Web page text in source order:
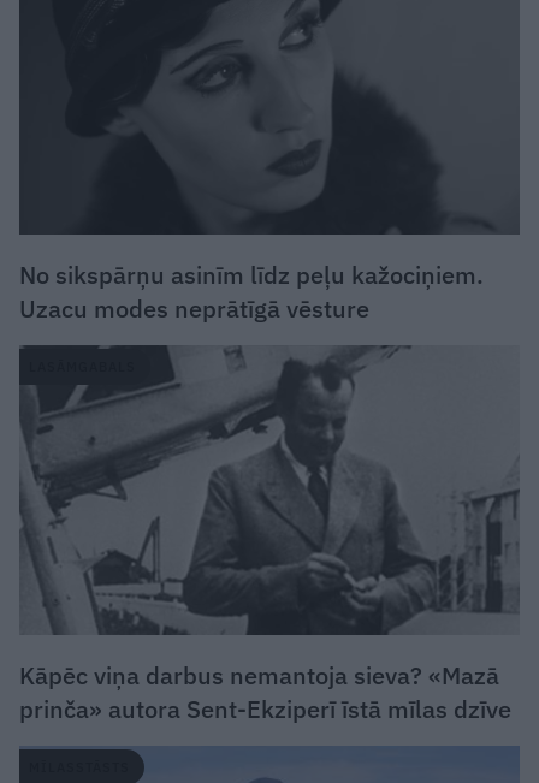
No sikspārņu asinīm līdz peļu kažociņiem.
Uzacu modes neprātīgā vēsture
Kāpēc viņa darbus nemantoja sieva? «Mazā
prinča» autora Sent-Ekziperī īstā mīlas dzīve